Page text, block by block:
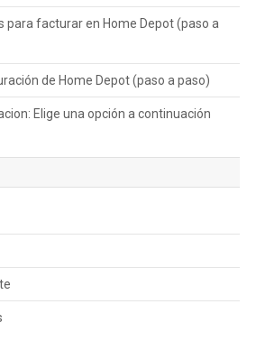
para facturar en Home Depot (paso a
de Home Depot (paso a paso)
Elige una opción a continuación